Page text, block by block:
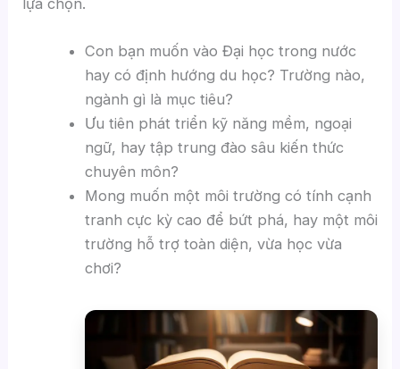
Con bạn muốn vào Đại học trong nước
hay có định hướng du học? Trường nào,
ngành gì là mục tiêu?
Ưu tiên phát triển kỹ năng mềm, ngoại
ngữ, hay tập trung đào sâu kiến thức
chuyên môn?
Mong muốn một môi trường có tính cạnh
tranh cực kỳ cao để bứt phá, hay một môi
trường hỗ trợ toàn diện, vừa học vừa
chơi?